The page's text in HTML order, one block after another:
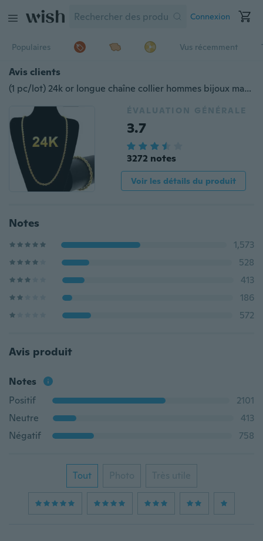
Connexion
Populaires Vus récemment
Avis clients
(1 pc/lot) 24k or longue chaîne collier hommes bijoux marque gothique couleur or mâle collier cadeaux (taille: 18-30 pouces, 5 mm)
ÉVALUATION GÉNÉRALE
3.7
3272 notes
Voir les détails du produit
Notes
1,573
528
413
186
572
Avis produit
Notes
Positif
2101
Neutre
413
Négatif
758
Tout Photo Très utile